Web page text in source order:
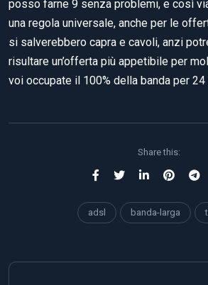
posso farne 9 senza problemi, e così
una regola universale, anche per le
si salverebbero capra e cavoli, anzi
risultare un’offerta più appetibile per
voi occupate il 100% della banda per 24
Share this:
adsl banda-larga